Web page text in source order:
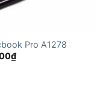
Pro A1278
₫